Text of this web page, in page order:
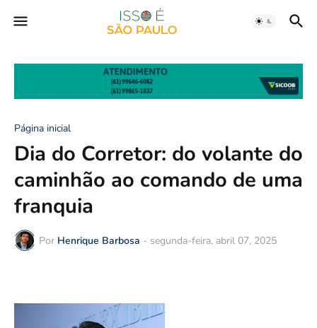
Página inicial
Dia do Corretor: do volante do
caminhão ao comando de uma
franquia
Por Henrique Barbosa - segunda-feira, abril 07, 2025